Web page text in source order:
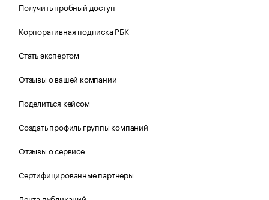
Получить пробный доступ
Корпоративная подписка РБК
Стать экспертом
Отзывы о вашей компании
Поделиться кейсом
Создать профиль группы компаний
Отзывы о сервисе
Сертифицированные партнеры